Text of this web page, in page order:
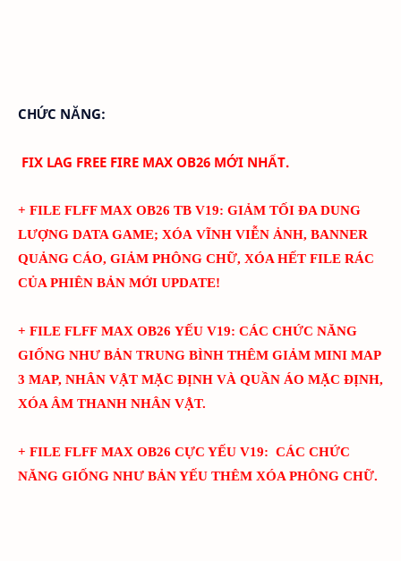
CHỨC NĂNG:
FIX LAG FREE FIRE MAX OB26 MỚI NHẤT.
+ FILE FLFF MAX OB26 TB V19: GIẢM TỐI ĐA DUNG
LƯỢNG DATA GAME; XÓA VĨNH VIỄN ẢNH, BANNER
QUẢNG CÁO, GIẢM PHÔNG CHỮ, XÓA HẾT FILE RÁC
CỦA PHIÊN BẢN MỚI UPDATE!
+ FILE FLFF MAX OB26 YẾU V19: CÁC CHỨC NĂNG
GIỐNG NHƯ BẢN TRUNG BÌNH THÊM GIẢM MINI MAP
3 MAP, NHÂN VẬT MẶC ĐỊNH VÀ QUẦN ÁO MẶC ĐỊNH,
XÓA ÂM THANH NHÂN VẬT.
+ FILE FLFF MAX OB26 CỰC YẾU V19: CÁC CHỨC
NĂNG GIỐNG NHƯ BẢN YẾU THÊM XÓA PHÔNG CHỮ.